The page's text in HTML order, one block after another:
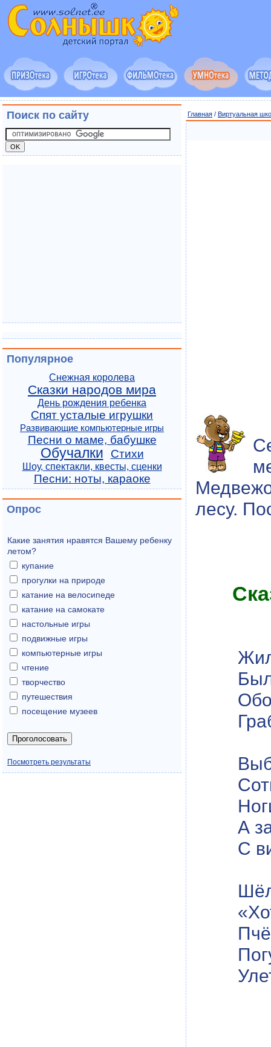
Главная / Виртуальная
лесу.
А
С
Поиск по сайту
Популярное
Снежная королева
Сказки народов мира
День рождения ребенка
Спят усталые игрушки
Развивающие компьютерные игры
Песни о маме, бабушке
Обучалки Стихи
Шоу, спектакли, квесты, сценки
Песни: ноты, караоке
Опрос
Какие занятия нравятся Вашему ребенку
летом?
купание
прогулки на природе
катание на велосипеде
катание на самокате
настольные игры
подвижные игры
компьютерные игры
чтение
творчество
путешествия
посещение музеев
Посмотреть результаты